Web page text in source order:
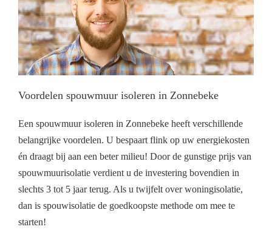
Voordelen spouwmuur isoleren in Zonnebeke
Een spouwmuur isoleren in Zonnebeke heeft verschillende
belangrijke voordelen. U bespaart flink op uw energiekosten
én draagt bij aan een beter milieu! Door de gunstige prijs van
spouwmuurisolatie verdient u de investering bovendien in
slechts 3 tot 5 jaar terug. Als u twijfelt over woningisolatie,
dan is spouwisolatie de goedkoopste methode om mee te
starten!